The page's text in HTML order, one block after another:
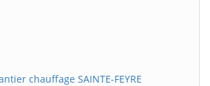
chauffage SAINTE-FEYRE